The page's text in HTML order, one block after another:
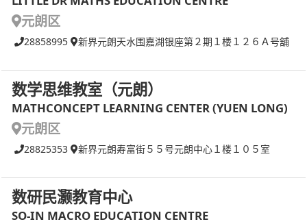
元朗区
28858995 新界元朗天水围嘉湖银座第２期１楼１２６Ａ号舖
数学思维教室（元朗）
MATHCONCEPT LEARNING CENTER (YUEN LONG)
元朗区
28825353 新界元朗寿富街５５号元朗中心１楼１０５室
数研民灏教育中心
SO-IN MACRO EDUCATION CENTRE